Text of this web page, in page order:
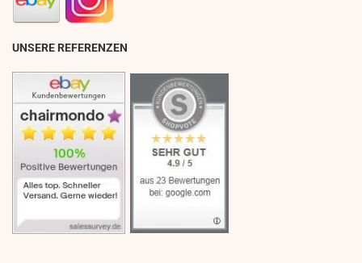
UNSERE REFERENZEN